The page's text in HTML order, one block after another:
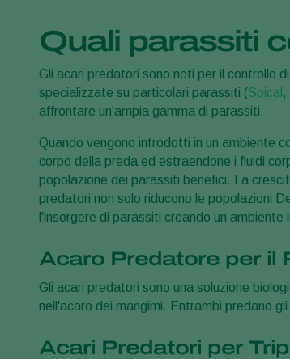
Quali parassiti
Gli acari predatori sono noti per il controllo
specializzate su particolari parassiti (Spical ,
affrontare un'ampia gamma di parassiti.
Quando vengono introdotti in un ambiente
corpo della preda ed estraendone i fluidi
popolazione dei parassiti benefici. La
predatori non solo riducono le popolazioni
l'insorgere di parassiti creando un
Acaro Predatore per il
Gli acari predatori sono una soluzione
nell'acaro dei mangimi. Entrambi predano
Acari Predatori per